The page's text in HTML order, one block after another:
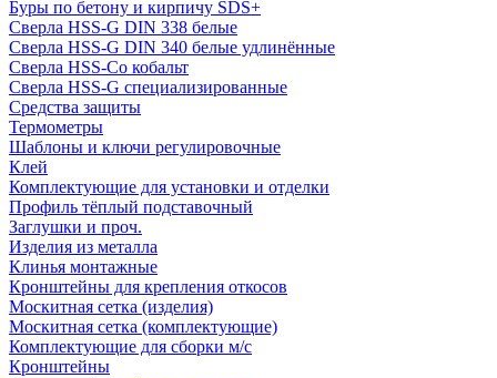
Буры по бетону и кирпичу SDS+
Сверла HSS-G DIN 338 белые
Сверла HSS-G DIN 340 белые удлинённые
Сверла HSS-Co кобальт
Сверла HSS-G специализированные
Средства защиты
Термометры
Шаблоны и ключи регулировочные
Клей
Комплектующие для установки и отделки
Профиль тёплый подставочный
Заглушки и проч.
Изделия из металла
Клинья монтажные
Кронштейны для крепления откосов
Москитная сетка (изделия)
Москитная сетка (комплектующие)
Комплектующие для сборки м/с
Кронштейны